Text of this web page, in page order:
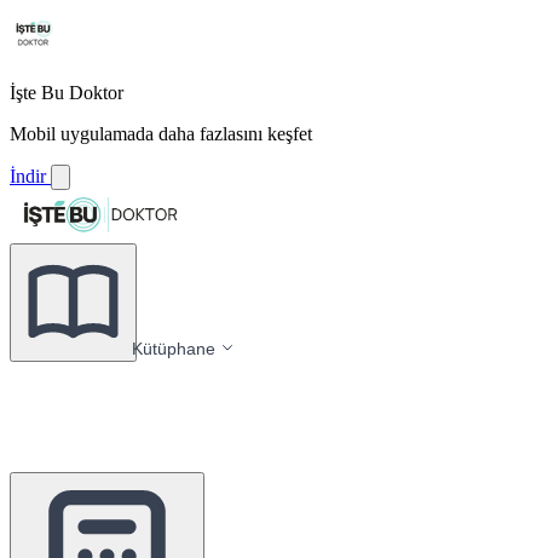
İşte Bu Doktor
Mobil uygulamada daha fazlasını keşfet
İndir
Kütüphane